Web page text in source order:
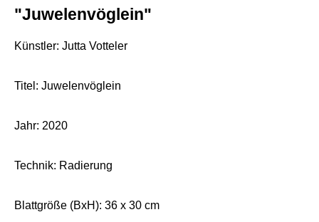
"Juwelenvöglein"
Künstler: Jutta Votteler
Titel: Juwelenvöglein
Jahr: 2020
Technik: Radierung
Blattgröße (BxH): 36 x 30 cm